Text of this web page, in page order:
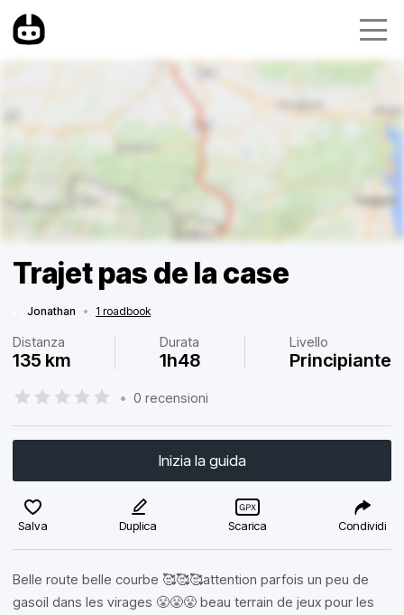
Trajet pas de la case
Jonathan • 1 roadbook
Distanza
135 km
Durata
1h48
Livello
Principiante
• 0 recensioni
Inizia la guida
Salva Duplica Scarica Condividi
Belle route belle courbe 🥰🥰🥰attention parfois un peu de
gasoil dans les virages 😤😤😤 beau terrain de jeux pour les